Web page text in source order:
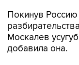
Москалев
добавила она.
Как